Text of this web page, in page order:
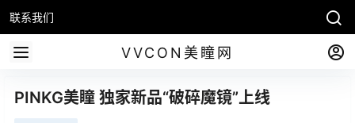
联系我们
VVCON美瞳网
PINKG美瞳 独家新品“破碎魔镜”上线